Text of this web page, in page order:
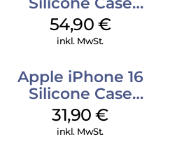
MagSafe Black
54,90 €
inkl. MwSt.
Apple iPhone 16
Silicone Case
MagSafe Fuchsia
31,90€
inkl. MwSt.